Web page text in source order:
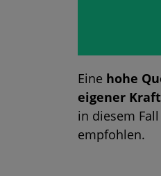
Eine hohe
eigener Kraft
in diesem
empfohlen.